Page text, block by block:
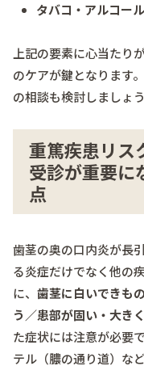
タバコ・アルコー
上記の要素に心当たり
のケアが鍵となります
の相談も検討しましょう
重篤疾患リス
受診が重要に
点
歯茎の奥の口内炎が長
る炎症だけでなく他の
に、 歯茎に白いできも
う／患部が固い・大き
た症状には注意が必要
テル（膿の通り道）な